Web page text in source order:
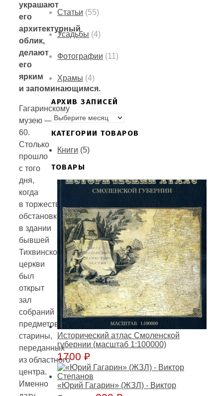
украшают
его
архитектурный
облик,
делают
его
ярким
и запоминающимся.
Гагаринскому
музею —
60.
Столько
прошло
с того
дня,
когда
в торжественной
обстановке
в здании
бывшей
Тихвинской
церкви
был
открыт
зал
собраний
предметов
старины,
переданных
из областного
центра.
Именно
Статьи (55)
Усадьбы (4)
Фотографии (11)
Храмы (4)
АРХИВ ЗАПИСЕЙ
АРХИВ
КАТЕГОРИИ ТОВАРОВ
Книги (5)
ТОВАРЫ
Исторический атлас Смоленской
губернии (масштаб 1:100000)
1700 ₽
«Юрий Гагарин» (ЖЗЛ) - Виктор